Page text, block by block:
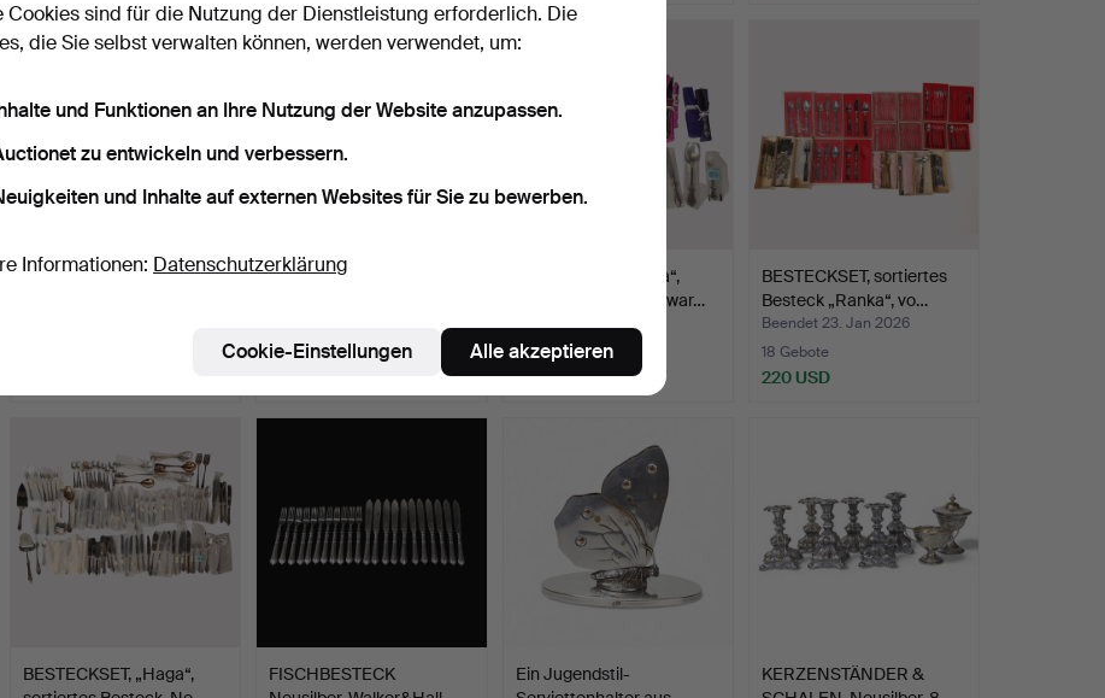
Ein 3-teiliges silbernes
BESTECKSET, Olga
11 Gebote
BESTECKSET, „Olga“,
verschiedene Silberwar…
26 Gebote
283 USD
BESTECKSET, sortiertes
Besteck „Ranka“, vo…
Beendet 23. Jan 2026
18 Gebote
220 USD
BESTECKSET, „Haga“,
FISCHBESTECK
Ein Jugendstil-
KERZENSTÄNDER &
Cookies sind für die Nutzung der Dienstleistung erforderlich. Die
die Sie selbst verwalten können, werden verwendet, um:
und Funktionen an Ihre Nutzung der Website anzupassen.
zu entwickeln und verbessern.
und Inhalte auf externen Websites für Sie zu bewerben.
Informationen: Datenschutzerklärung
Cookie-Einstellungen Alle akzeptieren